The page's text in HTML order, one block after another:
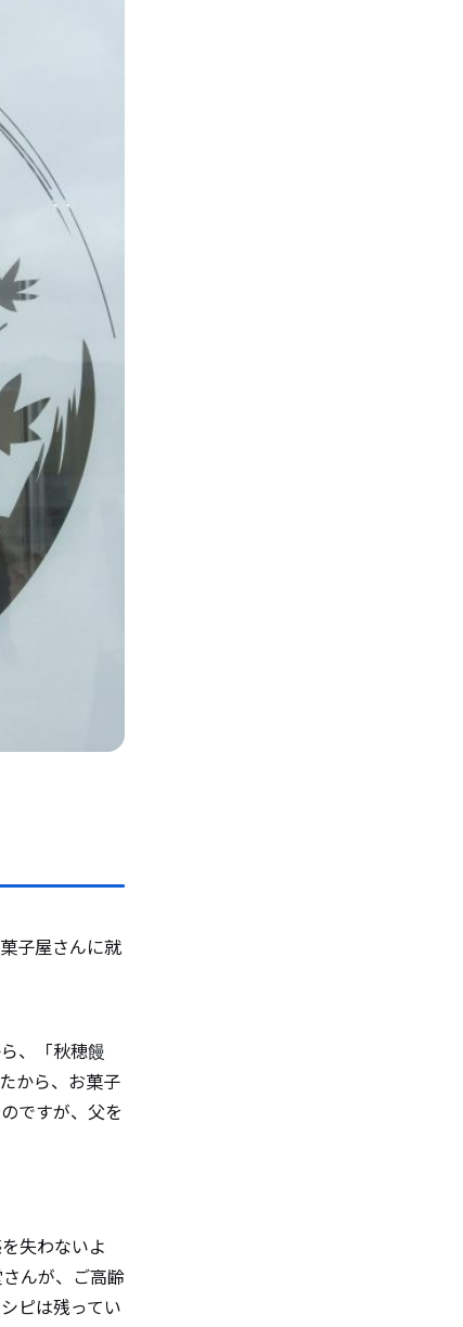
子屋さんに就
、「秋穂饅
から、お菓子
ですが、父を
失わないよ
んが、ご高齢
ピは残ってい